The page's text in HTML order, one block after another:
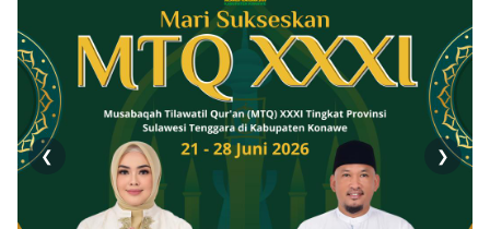
❮ ❯